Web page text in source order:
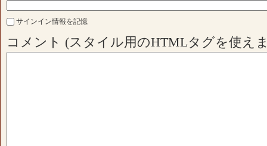
サインイン情報を記憶
コメント (スタイル用のHTMLタグを使え